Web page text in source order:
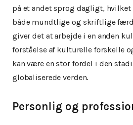
på et andet sprog dagligt,
både mundtlige og skriftlige
giver det at arbejde i en anden
forståelse af kulturelle forskelle
kan være en stor fordel i den
globaliserede verden.
Personlig og